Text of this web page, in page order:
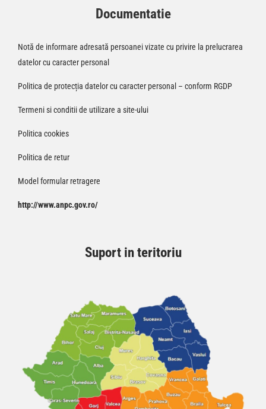
Documentatie
Notă de informare adresată persoanei vizate cu privire la prelucrarea
datelor cu caracter personal
Politica de protecția datelor cu caracter personal – conform RGDP
Termeni si conditii de utilizare a site-ului
Politica cookies
Politica de retur
Model formular retragere
http://www.anpc.gov.ro/
Suport in teritoriu